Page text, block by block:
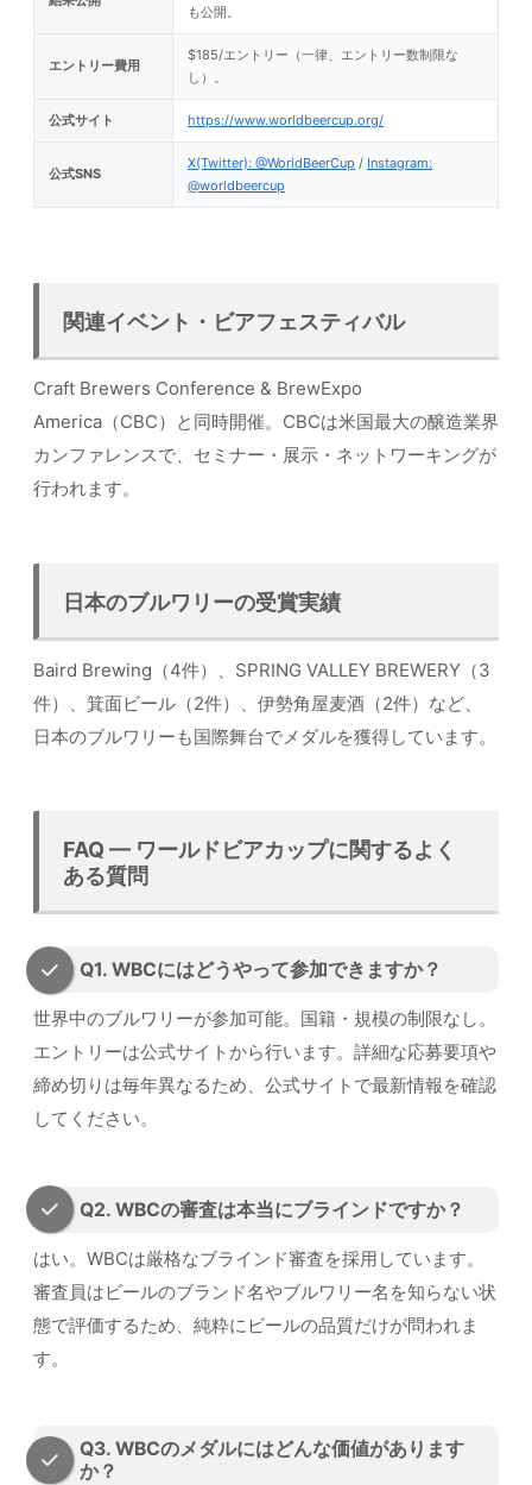
も公開。
エントリー費用
$185/エントリー（一律、エントリー数制限な
し）。
公式サイト https://www.worldbeercup.org/
公式SNS
X(Twitter): @WorldBeerCup / Instagram:
@worldbeercup
関連イベント・ビアフェスティバル
Craft Brewers Conference & BrewExpo
America（CBC）と同時開催。CBCは米国最大の醸造業界
カンファレンスで、セミナー・展示・ネットワーキングが
行われます。
日本のブルワリーの受賞実績
Baird Brewing（4件）、SPRING VALLEY BREWERY（3
件）、箕面ビール（2件）、伊勢角屋麦酒（2件）など、
日本のブルワリーも国際舞台でメダルを獲得しています。
FAQ — ワールドビアカップに関するよく
ある質問
Q1. WBCにはどうやって参加できますか？
世界中のブルワリーが参加可能。国籍・規模の制限なし。
エントリーは公式サイトから行います。詳細な応募要項や
締め切りは毎年異なるため、公式サイトで最新情報を確認
してください。
Q2. WBCの審査は本当にブラインドですか？
はい。WBCは厳格なブラインド審査を採用しています。
審査員はビールのブランド名やブルワリー名を知らない状
態で評価するため、純粋にビールの品質だけが問われま
す。
Q3. WBCのメダルにはどんな価値があります
か？